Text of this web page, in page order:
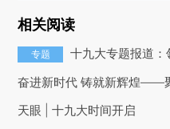
相关阅读
专题
十九大专题报道：
奋进新时代 铸就新辉煌——
天眼 | 十九大时间开启